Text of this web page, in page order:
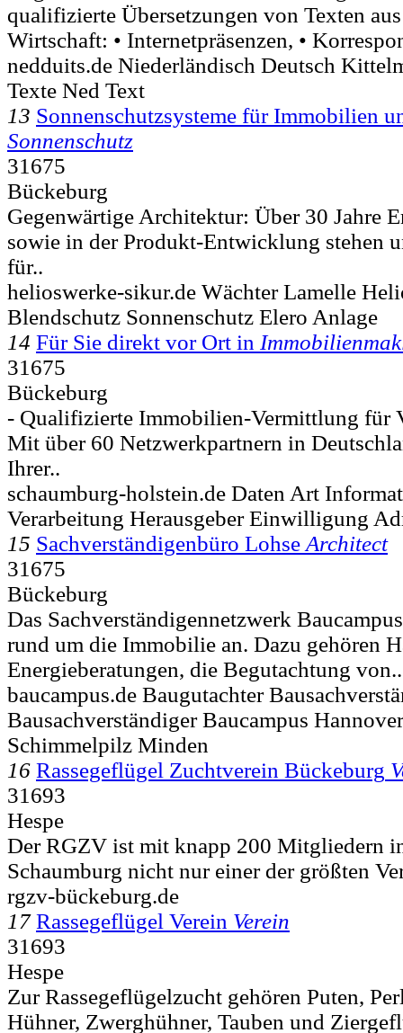
qualifizierte Übersetzungen von Texten
Wirtschaft: • Internetpräsenzen, •
nedduits.de Niederländisch Deutsch
Texte Ned Text
13 Sonnenschutzsysteme für Immobilien
Sonnenschutz
31675
Bückeburg
Gegenwärtige Architektur: Über 30 Jahre
sowie in der Produkt-Entwicklung stehen
für..
helioswerke-sikur.de Wächter Lamelle
Blendschutz Sonnenschutz Elero Anlage
14 Für Sie direkt vor Ort in
31675
Bückeburg
- Qualifizierte Immobilien-Vermittlung für
Mit über 60 Netzwerkpartnern in
Ihrer..
schaumburg-holstein.de Daten Art
Verarbeitung Herausgeber Einwilligung
15 Sachverständigenbüro Lohse Architect
31675
Bückeburg
Das Sachverständigennetzwerk
rund um die Immobilie an. Dazu gehören
Energieberatungen, die Begutachtung von..
baucampus.de Baugutachter
Bausachverständiger Baucampus
Schimmelpilz Minden
16 Rassegeflügel Zuchtverein Bückeburg
31693
Hespe
Der RGZV ist mit knapp 200 Mitgliedern
Schaumburg nicht nur einer der größten
rgzv-bückeburg.de
17 Rassegeflügel Verein Verein
31693
Hespe
Zur Rassegeflügelzucht gehören Puten,
Hühner, Zwerghühner, Tauben und